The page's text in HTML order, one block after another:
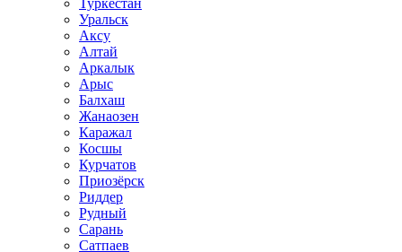
Туркестан
Уральск
Аксу
Алтай
Аркалык
Арыс
Балхаш
Жанаозен
Каражал
Косшы
Курчатов
Приозёрск
Риддер
Рудный
Сарань
Сатпаев